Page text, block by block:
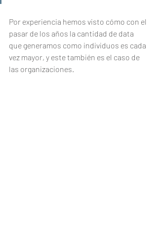
Por experiencia hemos visto cómo con el
pasar de los años la cantidad de data
que generamos como individuos es cada
vez mayor, y este también es el caso de
las organizaciones.